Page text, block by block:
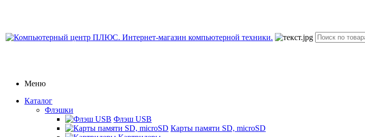
Меню
Каталог
Флэшки
Флэш USB
Карты памяти SD, microSD